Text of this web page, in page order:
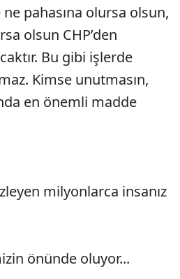
pahasına olursa olsun,
olsun CHP’den
Bu gibi işlerde
Kimse unutmasın,
en önemli madde
milyonlarca insanız
önünde oluyor...